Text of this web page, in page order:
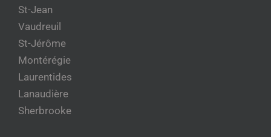
St-Jean
Vaudreuil
St-Jérôme
Montérégie
Laurentides
Lanaudière
Sherbrooke